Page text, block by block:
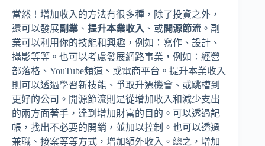
當然！增加收入的方法有很多種，除了投資之外，
還可以發展副業 、 提升本業收入 、或開源節流 。副
業可以利用你的技能和興趣，例如：寫作、設計、
攝影等等。也可以考慮發展網路事業，例如：經營
部落格、YouTube頻道、或電商平台。提升本業收入
則可以透過學習新技能、爭取升遷機會、或跳槽到
更好的公司。開源節流則是從增加收入和減少支出
的兩方面著手，達到增加財富的目的。可以透過記
帳，找出不必要的開銷，並加以控制。也可以透過
兼職、接案等等方式，增加額外收入。總之，增加